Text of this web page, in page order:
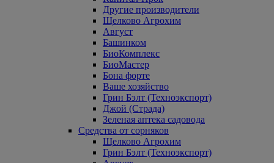
Другие производители
Щелково Агрохим
Август
Башинком
БиоКомплекс
БиоМастер
Бона форте
Ваше хозяйство
Грин Бэлт (Техноэкспорт)
Джой (Страда)
Зеленая аптека садовода
Средства от сорняков
Щелково Агрохим
Грин Бэлт (Техноэкспорт)